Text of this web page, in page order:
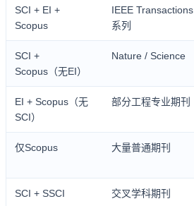
SCI + EI +
Scopus
IEEE Transactions
系列
SCI +
Scopus（无EI）
Nature / Science
EI + Scopus（无
SCI）
部分工程专业期刊
仅Scopus 大量普通期刊
SCI + SSCI 交叉学科期刊